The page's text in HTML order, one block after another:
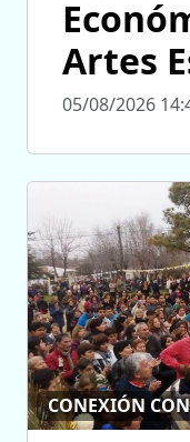
Artes
05/08/2026
CONEXIÓN